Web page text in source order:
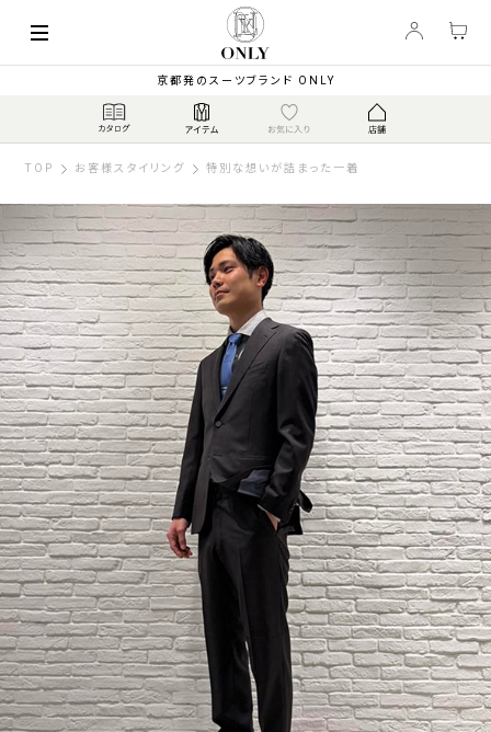
京都発のスーツブランド ONLY
TOP お客様スタイリング 特別な想いが詰まった一着